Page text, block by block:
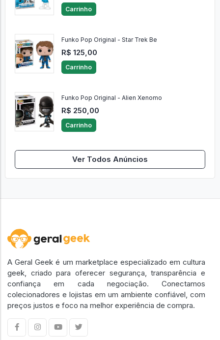
Carrinho
Funko Pop Original - Star Trek Be
R$ 125,00
Carrinho
Funko Pop Original - Alien Xenomo
R$ 250,00
Carrinho
Ver Todos Anúncios
A Geral Geek é um marketplace especializado em cultura
geek, criado para oferecer segurança, transparência e
confiança em cada negociação. Conectamos
colecionadores e lojistas em um ambiente confiável, com
preços justos e foco na melhor experiência de compra.